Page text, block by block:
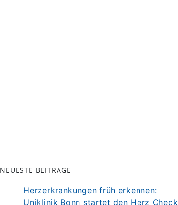
NEUESTE BEITRÄGE
Herzerkrankungen früh erkennen:
Uniklinik Bonn startet den Herz Check